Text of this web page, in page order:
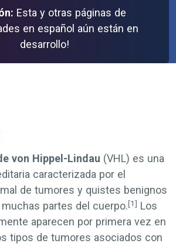
Esta y otras páginas de
en español aún están en
desarrollo!
von Hippel-Lindau (VHL) es una
caracterizada por el
de tumores y quistes benignos
partes del cuerpo.[1] Los
aparecen por primera vez en
tipos de tumores asociados con